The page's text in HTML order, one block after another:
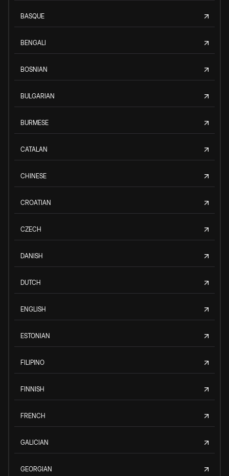
BASQUE
BENGALI
BOSNIAN
BULGARIAN
BURMESE
CATALAN
CHINESE
CROATIAN
CZECH
DANISH
DUTCH
ENGLISH
ESTONIAN
FILIPINO
FINNISH
FRENCH
GALICIAN
GEORGIAN